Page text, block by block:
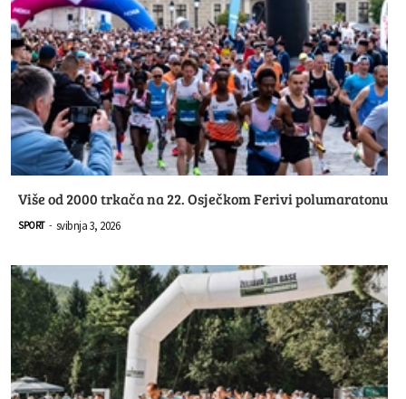
Više od 2000 trkača na 22. Osječkom Ferivi polumaratonu
SPORT - svibnja 3, 2026